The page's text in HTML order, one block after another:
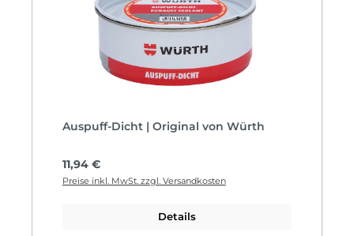
Auspuff-Dicht | Original von Würth
Regulärer Preis:
11,94 €
Preise inkl. MwSt. zzgl. Versandkosten
Details